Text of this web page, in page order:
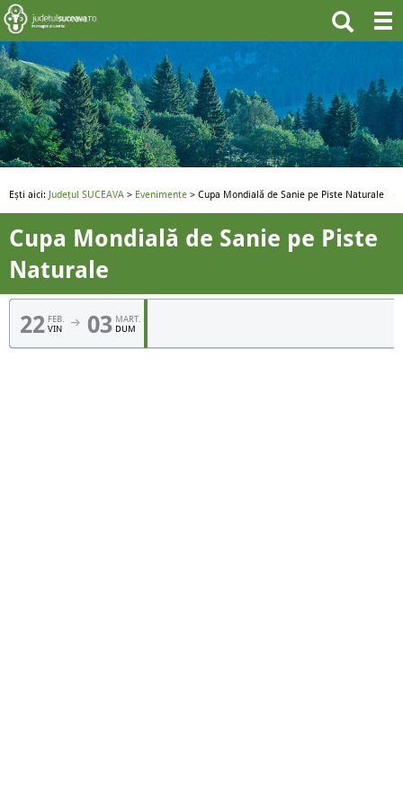
Ești aici: Județul SUCEAVA > Evenimente > Cupa Mondială de Sanie pe Piste Naturale
Cupa Mondială de Sanie pe Piste
Naturale
22 FEB.
VIN
03 MART.
DUM